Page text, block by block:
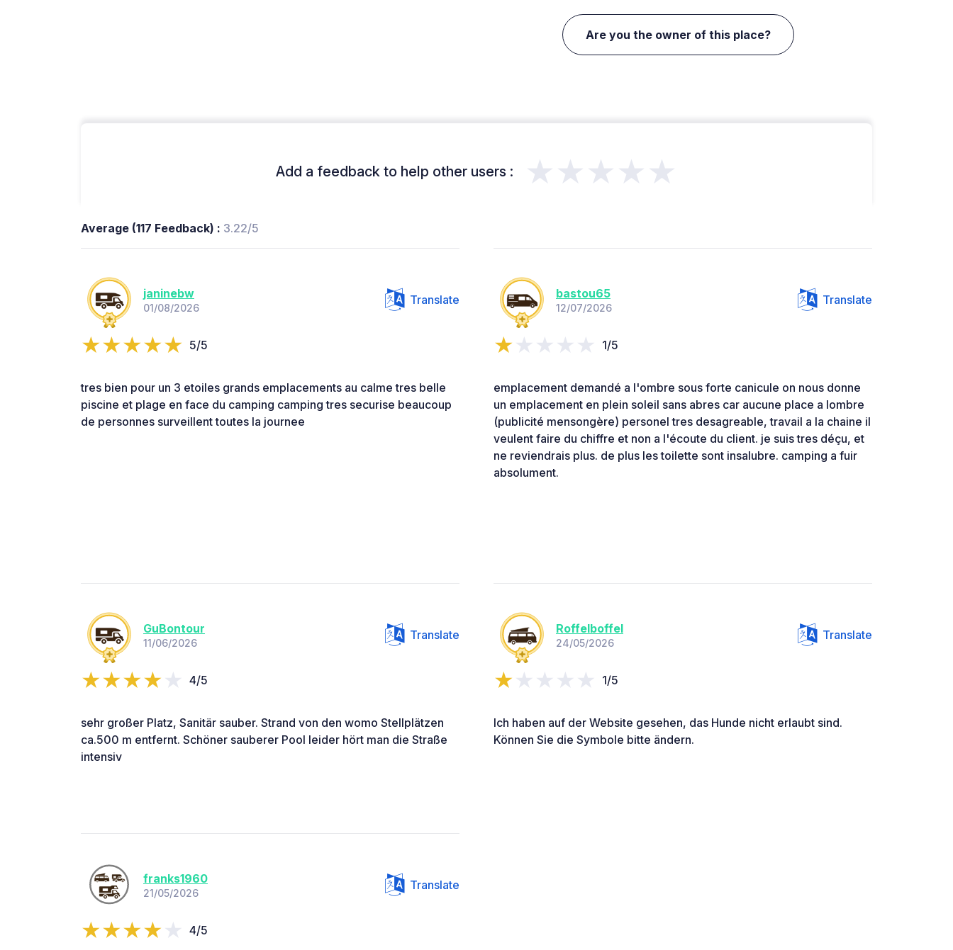
Are you the owner of this place?
Add a feedback to help other users : ★★★★★
Average (117 Feedback) : 3.22/5
janinebw
01/08/2026
Translate
5/5
tres bien pour un 3 etoiles grands emplacements au calme tres belle
piscine et plage en face du camping camping tres securise beaucoup
de personnes surveillent toutes la journee
bastou65
12/07/2026
Translate
1/5
emplacement demandé a l'ombre sous forte canicule on nous donne
un emplacement en plein soleil sans abres car aucune place a lombre
(publicité mensongère) personel tres desagreable, travail a la chaine il
veulent faire du chiffre et non a l'écoute du client. je suis tres déçu, et
ne reviendrais plus. de plus les toilette sont insalubre. camping a fuir
absolument.
GuBontour
11/06/2026
Translate
4/5
sehr großer Platz, Sanitär sauber. Strand von den womo Stellplätzen
ca.500 m entfernt. Schöner sauberer Pool leider hört man die Straße
intensiv
Roffelboffel
24/05/2026
Translate
1/5
Ich haben auf der Website gesehen, das Hunde nicht erlaubt sind.
Können Sie die Symbole bitte ändern.
franks1960
21/05/2026
Translate
4/5